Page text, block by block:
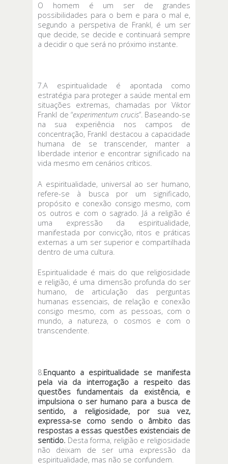
O homem é um ser de grandes
possibilidades para o bem e para o mal e,
segundo a perspetiva de Frankl, é um ser
que decide, se decide e continuará sempre
a decidir o que será no próximo instante.
7.A espiritualidade é apontada como
estratégia para proteger a saúde mental em
situações extremas, chamadas por Viktor
Frankl de “experimentum crucis”. Baseando-se
na sua experiência nos campos de
concentração, Frankl destacou a capacidade
humana de se transcender, manter a
liberdade interior e encontrar significado na
vida mesmo em cenários críticos.
A espiritualidade, universal ao ser humano,
refere-se à busca por um significado,
propósito e conexão consigo mesmo, com
os outros e com o sagrado. Já a religião é
uma expressão da espiritualidade,
manifestada por convicção, ritos e práticas
externas a um ser superior e compartilhada
dentro de uma cultura.
Espiritualidade é mais do que religiosidade
e religião, é uma dimensão profunda do ser
humano, de articulação das perguntas
humanas essenciais, de relação e conexão
consigo mesmo, com as pessoas, com o
mundo, a natureza, o cosmos e com o
transcendente.
8. Enquanto a espiritualidade se manifesta
pela via da interrogação a respeito das
questões fundamentais da existência, e
impulsiona o ser humano para a busca de
sentido, a religiosidade, por sua vez,
expressa-se como sendo o âmbito das
respostas a essas questões existenciais de
sentido. Desta forma, religião e religiosidade
não deixam de ser uma expressão da
espiritualidade, mas não se confundem.